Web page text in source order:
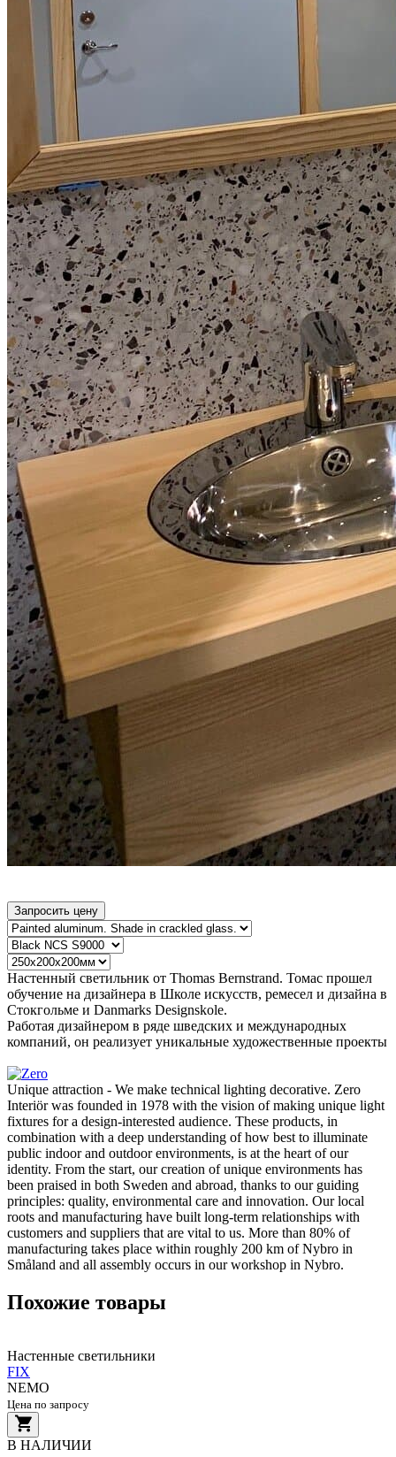
Запросить цену
Настенный светильник от Thomas Bernstrand. Томас прошел
обучение на дизайнера в Школе искусств, ремесел и дизайна в
Стокгольме и Danmarks Designskole.
Работая дизайнером в ряде шведских и международных
компаний, он реализует уникальные художественные проекты
Unique attraction - We make technical lighting decorative. Zero
Interiör was founded in 1978 with the vision of making unique light
fixtures for a design-interested audience. These products, in
combination with a deep understanding of how best to illuminate
public indoor and outdoor environments, is at the heart of our
identity. From the start, our creation of unique environments has
been praised in both Sweden and abroad, thanks to our guiding
principles: quality, environmental care and innovation. Our local
roots and manufacturing have built long-term relationships with
customers and suppliers that are vital to us. More than 80% of
manufacturing takes place within roughly 200 km of Nybro in
Småland and all assembly occurs in our workshop in Nybro.
Похожие товары
Настенные светильники
FIX
NEMO
Цена по запросу
В НАЛИЧИИ